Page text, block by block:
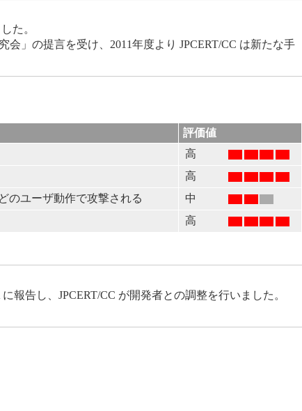
た。
」の提言を受け、2011年度より JPCERT/CC は新たな手
評価値
高
高
のユーザ動作で攻撃される
中
高
告し、JPCERT/CC が開発者との調整を行いました。